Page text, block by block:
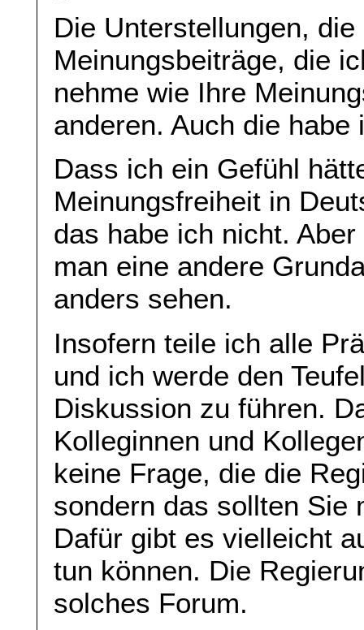
Die Unterstellungen,
Meinungsbeiträge, die
nehme wie Ihre
anderen. Auch die
Dass ich ein Gefühl
Meinungsfreiheit in
das habe ich nicht.
man eine andere
anders sehen.
Insofern teile ich alle
und ich werde den
Diskussion zu führen.
Kolleginnen und
keine Frage, die die
sondern das sollten Sie
Dafür gibt es vielleicht
tun können. Die
solches Forum.